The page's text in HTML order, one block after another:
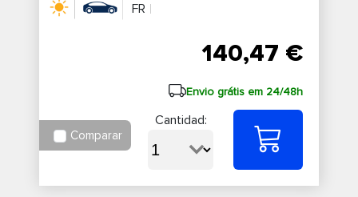
FR
140,47 €
Envio grátis em 24/48h
Comparar
Cantidad: